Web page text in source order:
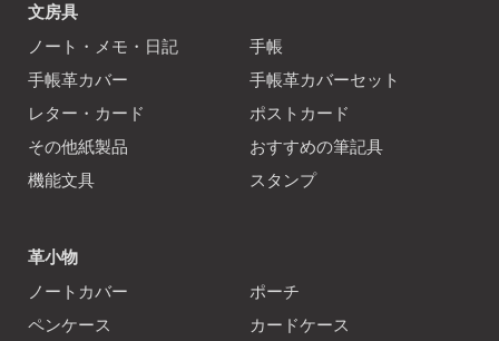
文房具
ノート・メモ・日記
手帳
手帳革カバー
手帳革カバーセット
レター・カード
ポストカード
その他紙製品
おすすめの筆記具
機能文具
スタンプ
革小物
ノートカバー
ポーチ
ペンケース
カードケース